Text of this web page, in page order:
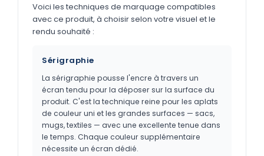
Voici les techniques de marquage compatibles
avec ce produit, à choisir selon votre visuel et le
rendu souhaité :
Sérigraphie
La sérigraphie pousse l'encre à travers un
écran tendu pour la déposer sur la surface du
produit. C'est la technique reine pour les aplats
de couleur uni et les grandes surfaces — sacs,
mugs, textiles — avec une excellente tenue dans
le temps. Chaque couleur supplémentaire
nécessite un écran dédié.